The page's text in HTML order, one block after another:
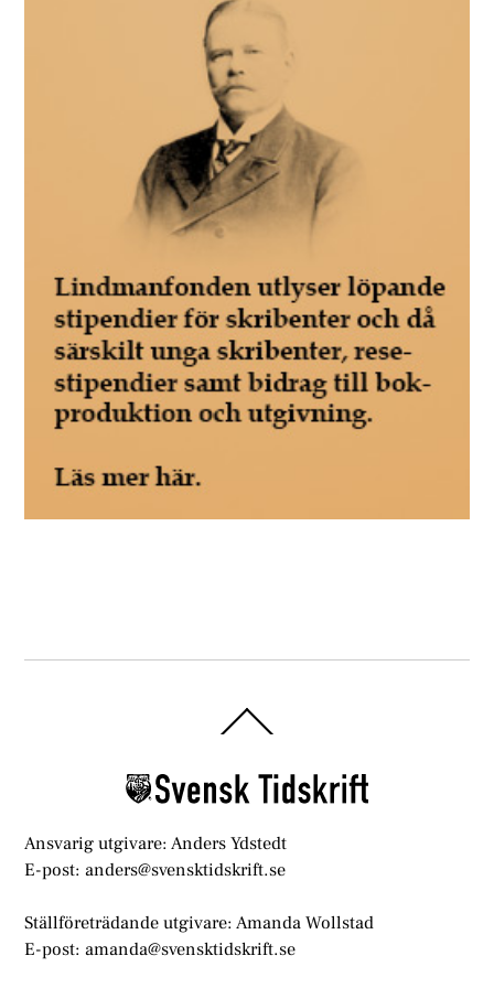
To
Ansvarig utgivare: Anders Ydstedt
E-post: anders@svensktidskrift.se
Ställföreträdande utgivare: Amanda Wollstad
E-post: amanda@svensktidskrift.se